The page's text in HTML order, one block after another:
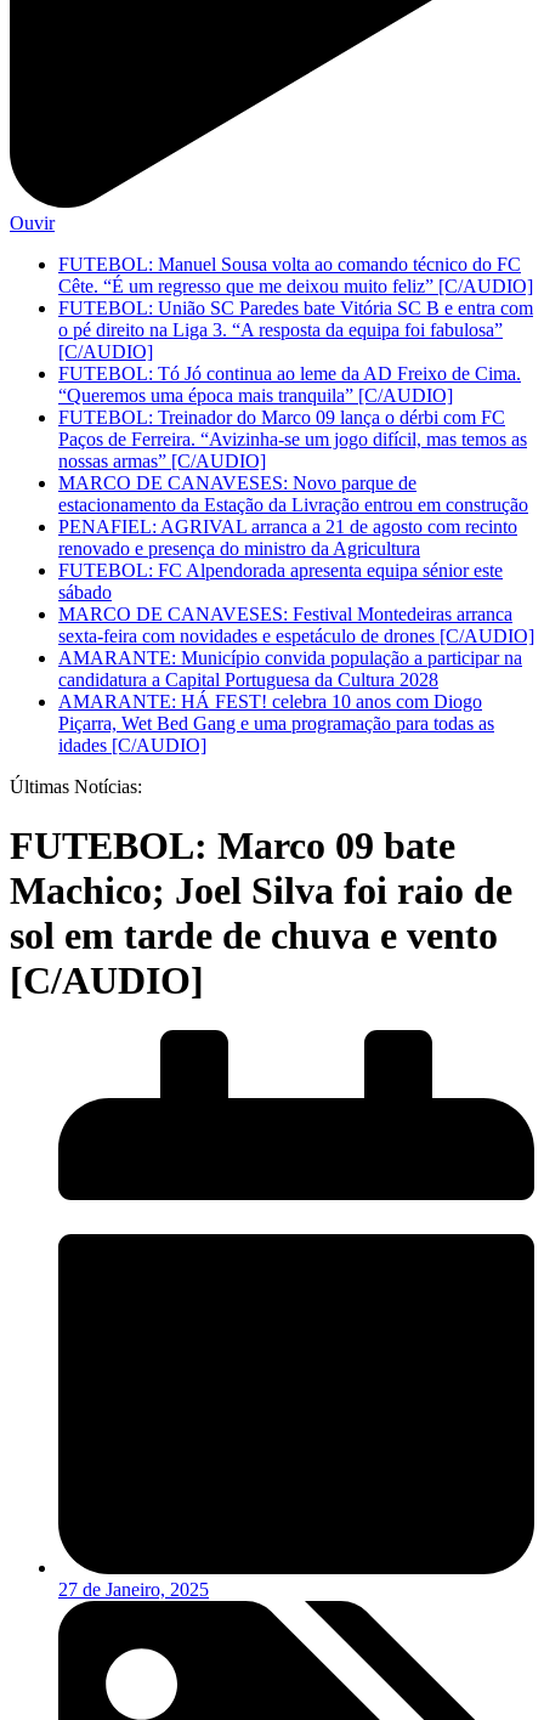
Ouvir
FUTEBOL: Manuel Sousa volta ao comando técnico do FC
Cête. “É um regresso que me deixou muito feliz” [C/AUDIO]
FUTEBOL: União SC Paredes bate Vitória SC B e entra com
o pé direito na Liga 3. “A resposta da equipa foi fabulosa”
[C/AUDIO]
FUTEBOL: Tó Jó continua ao leme da AD Freixo de Cima.
“Queremos uma época mais tranquila” [C/AUDIO]
FUTEBOL: Treinador do Marco 09 lança o dérbi com FC
Paços de Ferreira. “Avizinha-se um jogo difícil, mas temos as
nossas armas” [C/AUDIO]
MARCO DE CANAVESES: Novo parque de
estacionamento da Estação da Livração entrou em construção
PENAFIEL: AGRIVAL arranca a 21 de agosto com recinto
renovado e presença do ministro da Agricultura
FUTEBOL: FC Alpendorada apresenta equipa sénior este
sábado
MARCO DE CANAVESES: Festival Montedeiras arranca
sexta-feira com novidades e espetáculo de drones [C/AUDIO]
AMARANTE: Município convida população a participar na
candidatura a Capital Portuguesa da Cultura 2028
AMARANTE: HÁ FEST! celebra 10 anos com Diogo
Piçarra, Wet Bed Gang e uma programação para todas as
idades [C/AUDIO]
Últimas Notícias:
FUTEBOL: Marco 09 bate
Machico; Joel Silva foi raio de
sol em tarde de chuva e vento
[C/AUDIO]
27 de Janeiro, 2025